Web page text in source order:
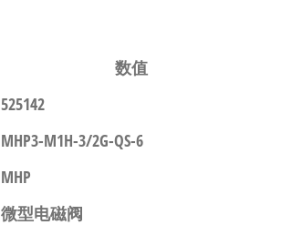
数值
525142
MHP3-M1H-3/2G-QS-6
MHP
微型电磁阀